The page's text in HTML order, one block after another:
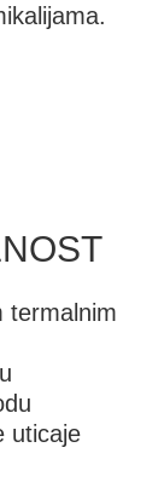
termalnim
uticaje